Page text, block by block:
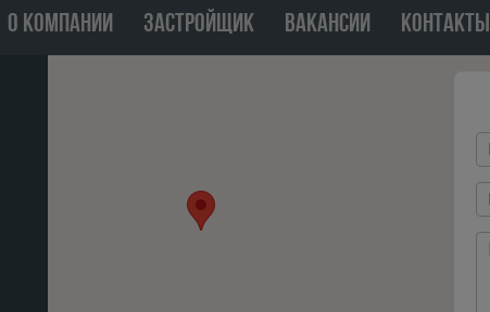
О КОМПАНИИ ЗАСТРОЙЩИК ВАКАНСИИ КОНТАКТЫ